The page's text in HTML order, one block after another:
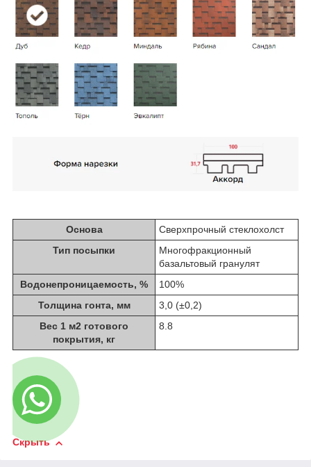
Основа
Сверхпрочный стеклохолст
Тип посыпки
Многофракционный
базальтовый гранулят
Водонепроницаемость, %
100%
Толщина гонта, мм
3,0 (±0,2)
Вес 1 м2 готового
покрытия, кг
8.8
Скрыть